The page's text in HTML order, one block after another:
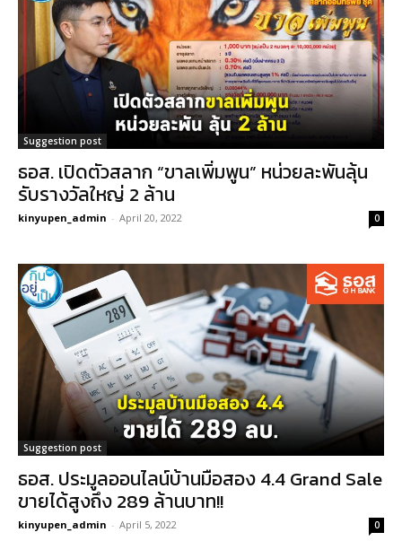
Suggestion post
ธอส. เปิดตัวสลาก “ขาลเพิ่มพูน” หน่วยละพันลุ้น
รับรางวัลใหญ่ 2 ล้าน
kinyupen_admin - April 20, 2022 0
Suggestion post
ธอส. ประมูลออนไลน์บ้านมือสอง 4.4 Grand Sale
ขายได้สูงถึง 289 ล้านบาท!!
kinyupen_admin - April 5, 2022 0